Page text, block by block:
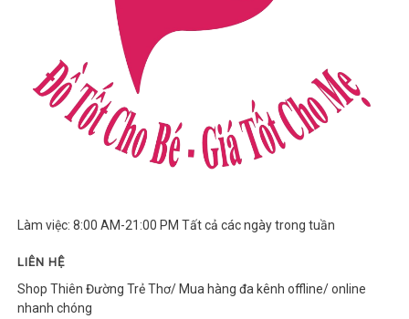
Làm việc: 8:00 AM-21:00 PM Tất cả các ngày trong tuần
LIÊN HỆ
Shop Thiên Đường Trẻ Thơ/ Mua hàng đa kênh offline/ online
nhanh chóng